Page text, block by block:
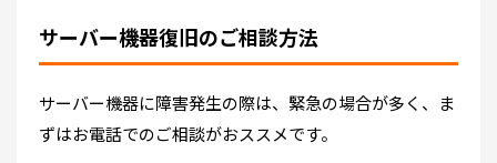
サーバー機器復旧のご相談方法
サーバー機器に障害発生の際は、緊急の場合が多く、ま
ずはお電話でのご相談がおススメです。